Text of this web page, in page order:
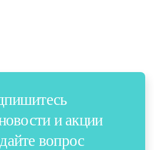
и акции
вопрос